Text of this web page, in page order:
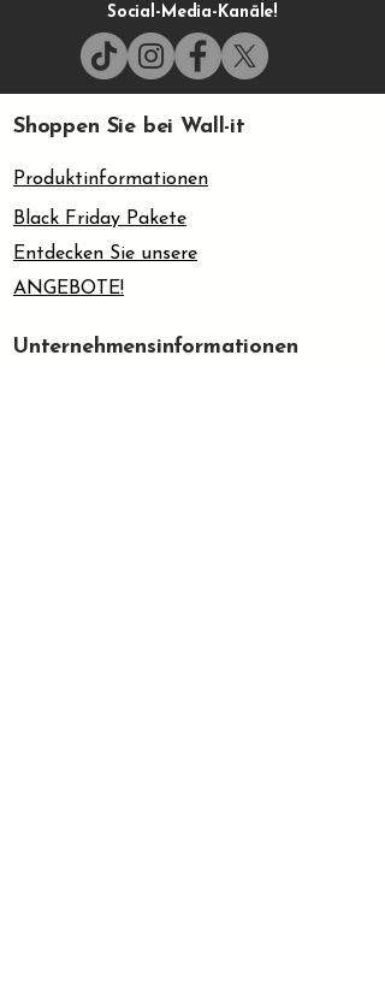
Social-Media-Kanäle!
Shoppen Sie bei Wall-it
Produktinformationen
Black Friday Pakete
Entdecken Sie unsere
ANGEBOTE!
Unternehmensinformationen